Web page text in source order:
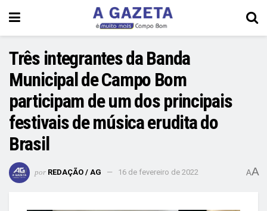
Três integrantes da Banda
Municipal de Campo Bom
participam de um dos principais
festivais de música erudita do
Brasil
por REDAÇÃO / AG 16 de fevereiro de 2022 AA